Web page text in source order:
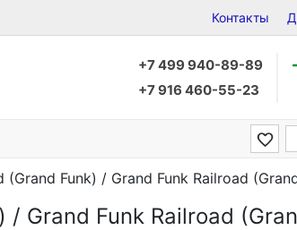
Контакты
+7 499 940-89-89
+7 916 460-55-23
Funk) / Grand Funk Railroad
Grand Funk Railroad